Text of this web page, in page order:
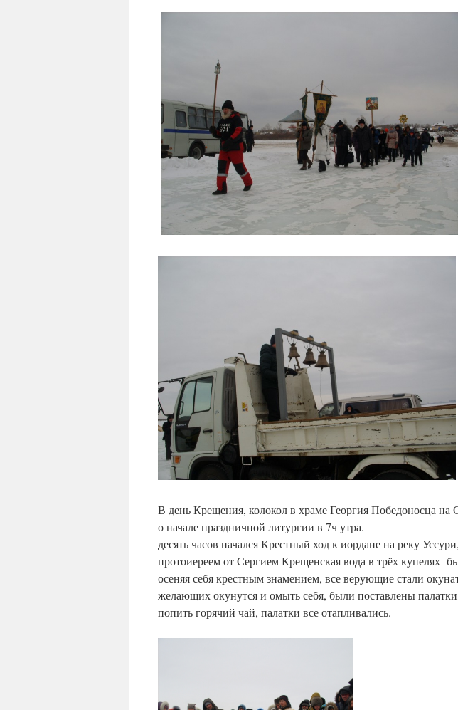
В день Крещения, колокол в храме Георгия Победоносца на
о начале праздничной
десять часов начался Крестный ход к иордане на реку
протоиереем от Сергием Крещенская вода в трёх купелях
осеняя себя крестным знамением, все верующие стали
желающих окунутся и омыть себя, были поставлены
попить горячий чай, палатки все отапливались.